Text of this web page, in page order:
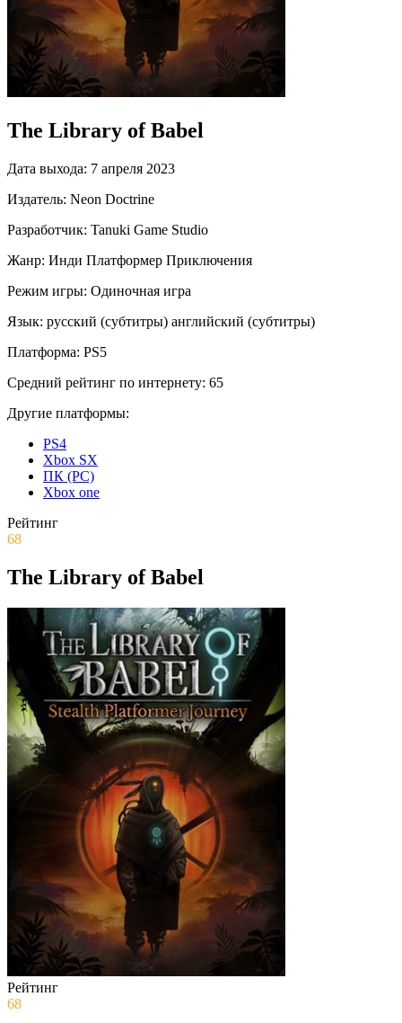
The Library of Babel
Дата выхода: 7 апреля 2023
Издатель: Neon Doctrine
Разработчик: Tanuki Game Studio
Жанр: Инди Платформер Приключения
Режим игры: Одиночная игра
Язык: русский (субтитры) английский (субтитры)
Платформа: PS5
Средний рейтинг по интернету: 65
Другие платформы:
PS4
Xbox SX
ПК (PC)
Xbox one
Рейтинг
68
The Library of Babel
Рейтинг
68